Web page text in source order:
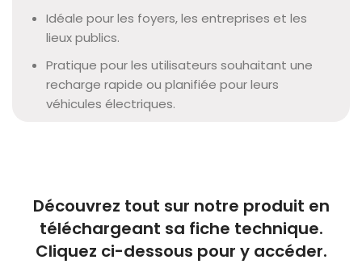
Idéale pour les foyers, les entreprises et les
lieux publics.
Pratique pour les utilisateurs souhaitant une
recharge rapide ou planifiée pour leurs
véhicules électriques.
Découvrez tout sur notre produit en
téléchargeant sa fiche technique.
Cliquez ci-dessous pour y accéder.